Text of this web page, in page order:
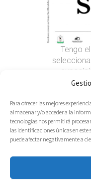
Para ofrecer las mejores
almacenar y/o acceder a la
tecnologías nos permitirá
las identificaciones únicas en
puede afectar negativamente a
Tengo
creador
Un
todo su
por parte